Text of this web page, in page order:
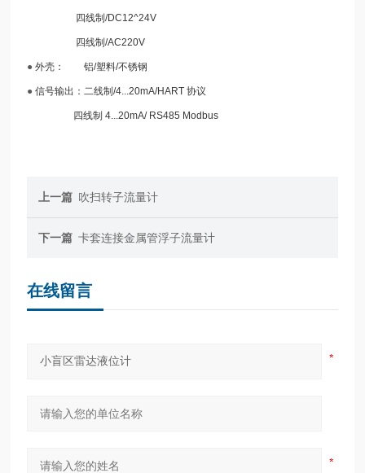
四线制/DC12^24V
四线制/AC220V
●外壳： 铝/塑料/不锈钢
●信号输出：二线制/4...20mA/HART 协议
四线制 4...20mA/ RS485 Modbus
上一篇 吹扫转子流量计
下一篇 卡套连接金属管浮子流量计
在线留言